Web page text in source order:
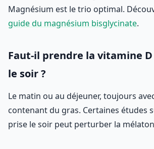
Magnésium est le trio optimal.
guide du magnésium bisglycinate.
Faut-il prendre la vitamine
le soir ?
Le matin ou au déjeuner, toujours
contenant du gras. Certaines études
prise le soir peut perturber la